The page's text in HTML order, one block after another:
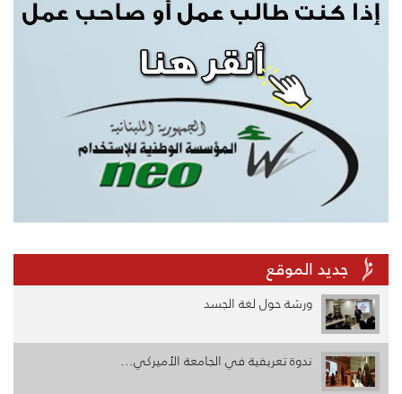
جديد الموقع
ورشة حول لغة الجسد
ندوة تعريفية في الجامعة الأميركي...